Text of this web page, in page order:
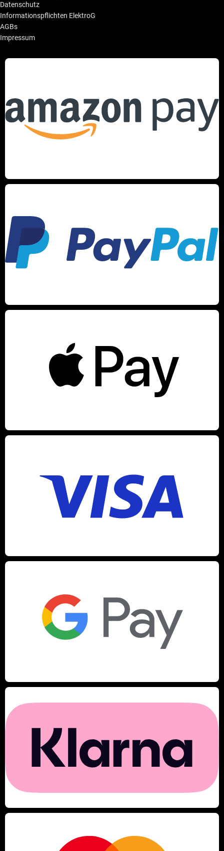
Datenschutz
Informationspflichten ElektroG
AGBs
Impressum